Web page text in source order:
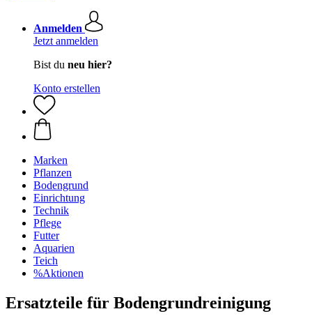
Anmelden
Jetzt anmelden
Bist du neu hier?
Konto erstellen
Marken
Pflanzen
Bodengrund
Einrichtung
Technik
Pflege
Futter
Aquarien
Teich
%Aktionen
Ersatzteile für Bodengrundreinigung